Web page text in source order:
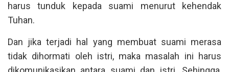
harus tunduk kepada suami menurut kehendak
Tuhan.
Dan jika terjadi hal yang membuat suami merasa
tidak dihormati oleh istri, maka masalah ini harus